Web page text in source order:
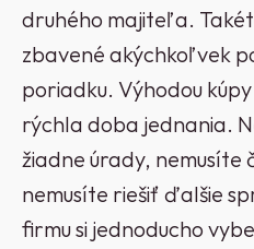
druhého majiteľa.
zbavené akýchkoľvek
poriadku. Výhodou
rýchla doba jednania.
žiadne úrady,
nemusíte riešiť ďalšie
firmu si jednoducho